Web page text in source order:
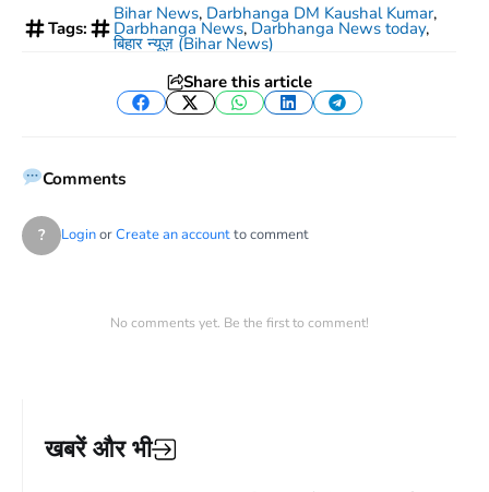
Tags:
Bihar News, Darbhanga DM Kaushal Kumar,
Darbhanga News, Darbhanga News today,
बिहार न्यूज़ (Bihar News)
Share this article
Facebook
TwitterWhatsApp
LinkedInTelegram
Comments
? LoginorCreate an accountto comment
No comments yet. Be the first to comment!
खबरें और भी